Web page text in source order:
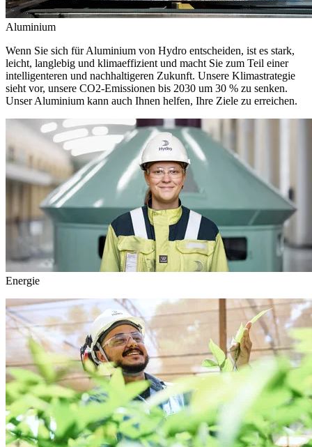
Aluminium
Wenn Sie sich für Aluminium von Hydro entscheiden, ist es stark,
leicht, langlebig und klimaeffizient und macht Sie zum Teil einer
intelligenteren und nachhaltigeren Zukunft. Unsere Klimastrategie
sieht vor, unsere CO2-Emissionen bis 2030 um 30 % zu senken.
Unser Aluminium kann auch Ihnen helfen, Ihre Ziele zu erreichen.
Energie